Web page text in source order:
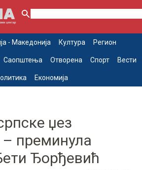
- Македонија Култура Регион
Саопштења Отворена Спорт Вести
Економија
џез
преминула
Ђорђевић